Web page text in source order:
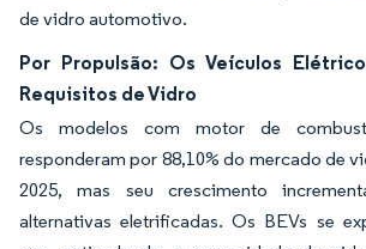
de vidro automotivo.
Por Propulsão: Os Veículos
Requisitos de Vidro
Os modelos com motor de
responderam por 88,10% do mercado de
2025, mas seu crescimento
alternativas eletrificadas. Os BEVs se